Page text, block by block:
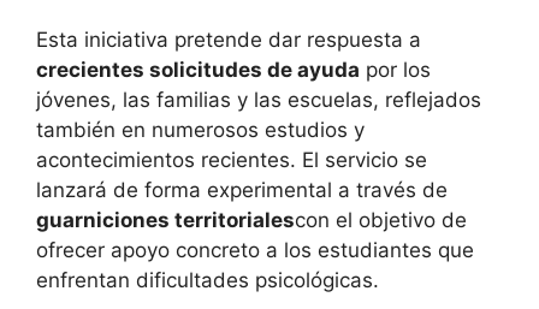
Esta iniciativa pretende dar respuesta a
crecientes solicitudes de ayuda por los
jóvenes, las familias y las escuelas, reflejados
también en numerosos estudios y
acontecimientos recientes. El servicio se
lanzará de forma experimental a través de
guarniciones territorialescon el objetivo de
ofrecer apoyo concreto a los estudiantes que
enfrentan dificultades psicológicas.